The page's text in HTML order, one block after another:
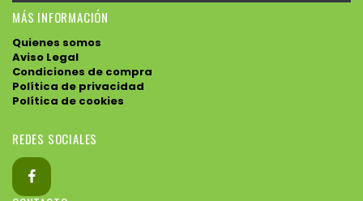
MÁS INFORMACIÓN
Quienes somos
Aviso Legal
Condiciones de compra
Política de privacidad
Política de cookies
REDES SOCIALES